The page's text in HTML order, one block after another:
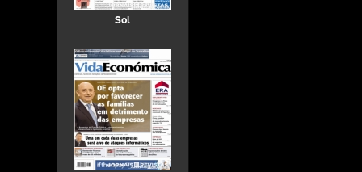
Sol